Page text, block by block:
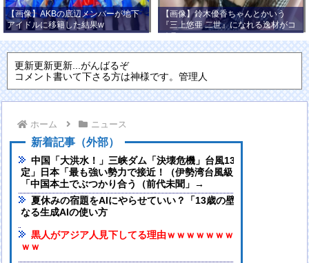
【画像】AKBの底辺メンバーが地下
アイドルに移籍した結果w
【画像】鈴木優香ちゃんとかいう
『三上悠亜 二世』になれる逸材がコ
チラ
更新更新更新...がんばるぞ
コメント書いて下さる方は神様です。管理人
ホーム ニュース
新着記事（外部）
中国「大洪水！」三峡ダム「決壊危機」台風13号「三峡直撃確
定」日本「最も強い勢力で接近！（伊勢湾台風級」台風13号と15
「中国本土でぶつかり合う（前代未聞」→
夏休みの宿題をAIにやらせていい？「13歳の壁」と子どもが賢
なる生成AIの使い方
黒人がアジア人見下してる理由ｗｗｗｗｗｗｗｗｗｗｗｗｗｗ
ｗｗ